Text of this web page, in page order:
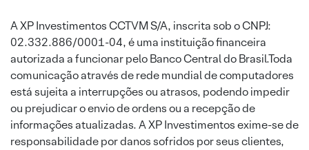
A XP Investimentos CCTVM S/A, inscrita sob o CNPJ:
02.332.886/0001-04, é uma instituição financeira
autorizada a funcionar pelo Banco Central do Brasil.Toda
comunicação através de rede mundial de computadores
está sujeita a interrupções ou atrasos, podendo impedir
ou prejudicar o envio de ordens ou a recepção de
informações atualizadas. A XP Investimentos exime-se de
responsabilidade por danos sofridos por seus clientes,